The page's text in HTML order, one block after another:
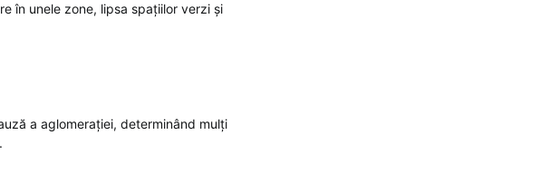
în unele zone, lipsa spațiilor verzi și
a aglomerației, determinând mulți